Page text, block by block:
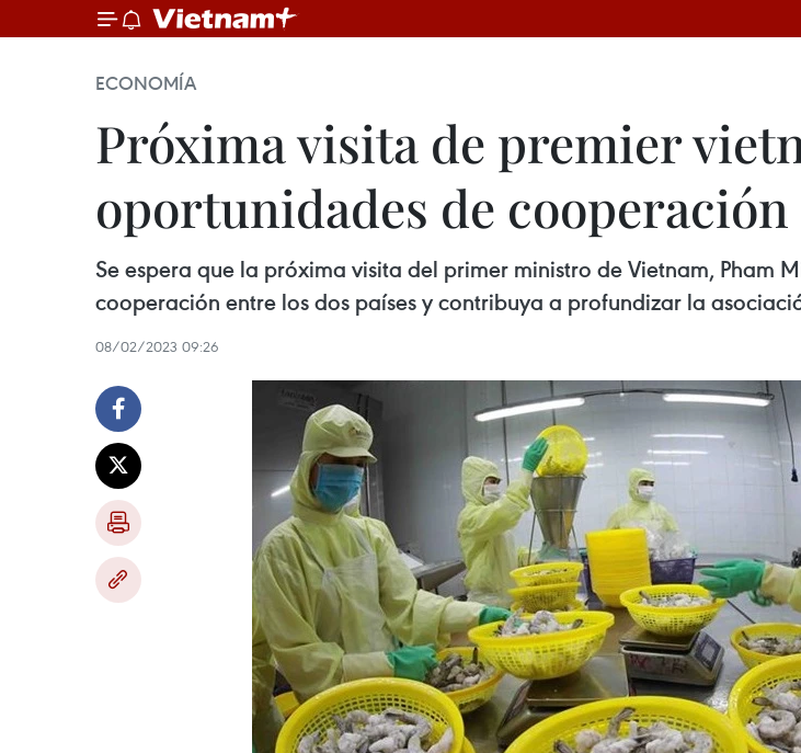
ECONOMÍA
Próxima visita de premier
oportunidades de
Se espera que la próxima visita del primer ministro de Vietnam, Pham
cooperación entre los dos países y contribuya a profundizar la
08/02/2023 09:26